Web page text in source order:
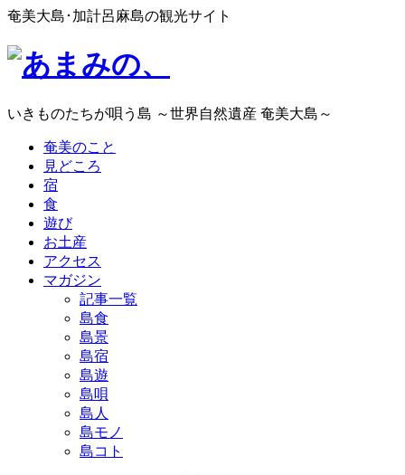
奄美大島･加計呂麻島の観光サイト
いきものたちが唄う島 ～世界自然遺産 奄美大島～
奄美のこと
見どころ
宿
食
遊び
お土産
アクセス
マガジン
記事一覧
島食
島景
島宿
島遊
島唄
島人
島モノ
島コト